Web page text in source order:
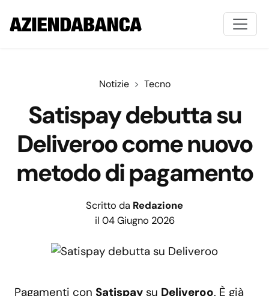
Notizie Tecno
Satispay debutta su
Deliveroo come nuovo
metodo di pagamento
Scritto da Redazione
il 04 Giugno 2026
Pagamenti con Satispay su Deliveroo. È già